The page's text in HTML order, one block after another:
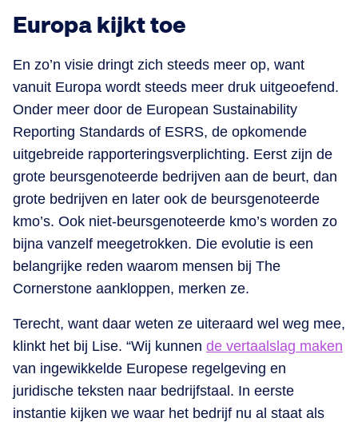
Europa kijkt toe
En zo’n visie dringt zich steeds meer op, want
vanuit Europa wordt steeds meer druk uitgeoefend.
Onder meer door de European Sustainability
Reporting Standards of ESRS, de opkomende
uitgebreide rapporteringsverplichting. Eerst zijn de
grote beursgenoteerde bedrijven aan de beurt, dan
grote bedrijven en later ook de beursgenoteerde
kmo’s. Ook niet-beursgenoteerde kmo’s worden zo
bijna vanzelf meegetrokken. Die evolutie is een
belangrijke reden waarom mensen bij The
Cornerstone aankloppen, merken ze.
Terecht, want daar weten ze uiteraard wel weg mee,
klinkt het bij Lise. “Wij kunnen de vertaalslag maken
van ingewikkelde Europese regelgeving en
juridische teksten naar bedrijfstaal. In eerste
instantie kijken we waar het bedrijf nu al staat als